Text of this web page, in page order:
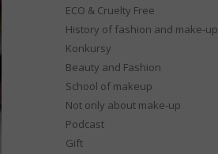
ECO & Cruelty Free
History of fashion and make-up
Konkursy
Beauty and Fashion
School of makeup
Not only about make-up
Podcast
Gift